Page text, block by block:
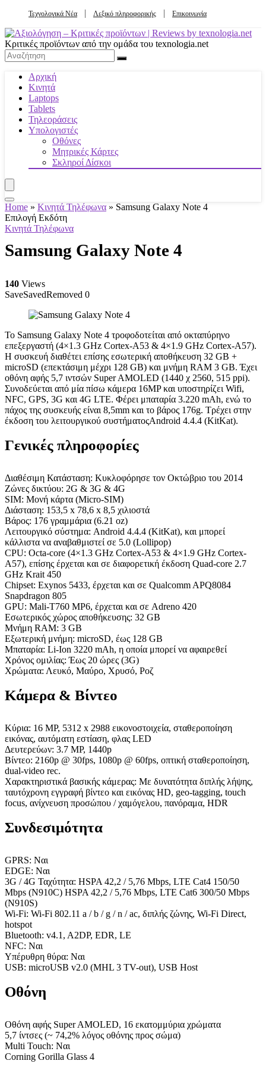
Τεχνολογικά Νέα Λεξικό πληροφορικής Επικοινωνία
Κριτικές προϊόντων από την ομάδα του texnologia.net
Αρχική
Κινητά
Laptops
Tablets
Τηλεοράσεις
Υπολογιστές
Οθόνες
Μητρικές Κάρτες
Σκληροί Δίσκοι
Home » Κινητά Τηλέφωνα » Samsung Galaxy Note 4
Επιλογή Εκδότη
Κινητά Τηλέφωνα
Samsung Galaxy Note 4
140 Views
SaveSavedRemoved 0
Το Samsung Galaxy Note 4 τροφοδοτείται από οκταπύρηνο
επεξεργαστή (4×1.3 GHz Cortex-A53 & 4×1.9 GHz Cortex-A57).
Η συσκευή διαθέτει επίσης εσωτερική αποθήκευση 32 GB +
microSD (επεκτάσιμη μέχρι 128 GB) και μνήμη RAM 3 GB. Έχει
οθόνη αφής 5,7 ιντσών Super AMOLED (1440 χ 2560, 515 ppi).
Συνοδεύεται από μία πίσω κάμερα 16MP και υποστηρίζει Wifi,
NFC, GPS, 3G και 4G LTE. Φέρει μπαταρία 3.220 mAh, ενώ το
πάχος της συσκευής είναι 8,5mm και το βάρος 176g. Τρέχει στην
έκδοση του λειτουργικού συστήματοςAndroid 4.4.4 (KitKat).
Γενικές πληροφορίες
Διαθέσιμη Κατάσταση: Κυκλοφόρησε τον Οκτώβριο του 2014
Ζώνες δικτύου: 2G & 3G & 4G
SIM: Μονή κάρτα (Micro-SIM)
Διάσταση: 153,5 x 78,6 x 8,5 χιλιοστά
Βάρος: 176 γραμμάρια (6.21 oz)
Λειτουργικό σύστημα: Android 4.4.4 (KitKat), και μπορεί
κάλλιστα να αναβαθμιστεί σε 5.0 (Lollipop)
CPU: Octa-core (4×1.3 GHz Cortex-A53 & 4×1.9 GHz Cortex-
A57), επίσης έρχεται και σε διαφορετική έκδοση Quad-core 2.7
GHz Krait 450
Chipset: Exynos 5433, έρχεται και σε Qualcomm APQ8084
Snapdragon 805
GPU: Mali-T760 MP6, έρχεται και σε Adreno 420
Εσωτερικός χώρος αποθήκευσης: 32 GB
Μνήμη RAM: 3 GB
Εξωτερική μνήμη: microSD, έως 128 GB
Μπαταρία: Li-Ion 3220 mAh, η οποία μπορεί να αφαιρεθεί
Χρόνος ομιλίας: Έως 20 ώρες (3G)
Χρώματα: Λευκό, Μαύρο, Χρυσό, Ροζ
Κάμερα & Βίντεο
Κύρια: 16 MP, 5312 x 2988 εικονοστοιχεία, σταθεροποίηση
εικόνας, αυτόματη εστίαση, φλας LED
Δευτερεύων: 3.7 MP, 1440p
Βίντεο: 2160p @ 30fps, 1080p @ 60fps, οπτική σταθεροποίηση,
dual-video rec.
Χαρακτηριστικά βασικής κάμερας: Με δυνατότητα διπλής λήψης,
ταυτόχρονη εγγραφή βίντεο και εικόνας HD, geo-tagging, touch
focus, ανίχνευση προσώπου / χαμόγελου, πανόραμα, HDR
Συνδεσιμότητα
GPRS: Ναι
EDGE: Ναι
3G / 4G Ταχύτητα: HSPA 42,2 / 5,76 Mbps, LTE Cat4 150/50
Mbps (N910C) HSPA 42,2 / 5,76 Mbps, LTE Cat6 300/50 Mbps
(N910S)
Wi-Fi: Wi-Fi 802.11 a / b / g / n / ac, διπλής ζώνης, Wi-Fi Direct,
hotspot
Bluetooth: v4.1, A2DP, EDR, LE
NFC: Ναι
Υπέρυθρη θύρα: Ναι
USB: microUSB v2.0 (MHL 3 TV-out), USB Host
Οθόνη
Οθόνη αφής Super AMOLED, 16 εκατομμύρια χρώματα
5,7 ίντσες (~ 74,2% λόγος οθόνης προς σώμα)
Multi Touch: Ναι
Corning Gorilla Glass 4